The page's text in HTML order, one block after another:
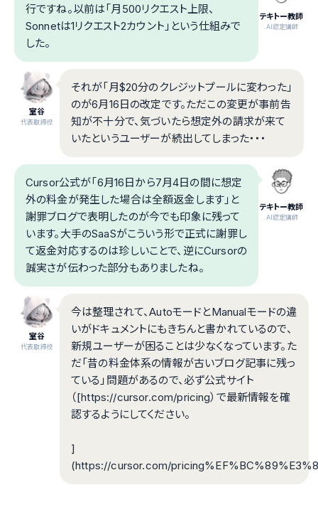
テキトー教師
.AI認定講師
行ですね。以前は「月500リクエスト上限、
Sonnetは1リクエスト2カウント」という仕組みで
した。
室谷
代表取締役
それが「月$20分のクレジットプールに変わった」
のが6月16日の改定です。ただこの変更が事前告
知が不十分で、気づいたら想定外の請求が来て
いたというユーザーが続出してしまった・・・
テキトー教師
.AI認定講師
Cursor公式が「6月16日から7月4日の間に想定
外の料金が発生した場合は全額返金します」と
謝罪ブログで表明したのが今でも印象に残って
います。大手のSaaSがこういう形で正式に謝罪し
て返金対応するのは珍しいことで、逆にCursorの
誠実さが伝わった部分もありましたね。
室谷
代表取締役
今は整理されて、AutoモードとManualモードの違
いがドキュメントにもきちんと書かれているので、
新規ユーザーが困ることは少なくなっています。た
だ「昔の料金体系の情報が古いブログ記事に残っ
ている」問題があるので、必ず公式サイト
（[https://cursor.com/pricing）で最新情報を確
認するようにしてください。
]
(https://cursor.com/